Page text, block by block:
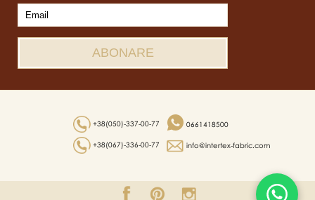
+38(050)-337-00-77
+38(067)-336-00-77
0661418500
info@intertex-fabric.com